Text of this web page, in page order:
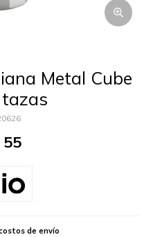
Metal Cube
55
de envío